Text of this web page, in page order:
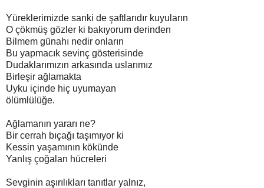
Yüreklerimizde sanki de şaftlarıdır kuyuların
O çökmüş gözler ki bakıyorum derinden
Bilmem günahı nedir onların
Bu yapmacık sevinç gösterisinde
Dudaklarımızın arkasında uslarımız
Birleşir ağlamakta
Uyku içinde hiç uyumayan
ölümlülüğe.
Ağlamanın yararı ne?
Bir cerrah bıçağı taşımıyor ki
Kessin yaşamının kökünde
Yanlış çoğalan hücreleri
Sevginin aşırılıkları tanıtlar yalnız,